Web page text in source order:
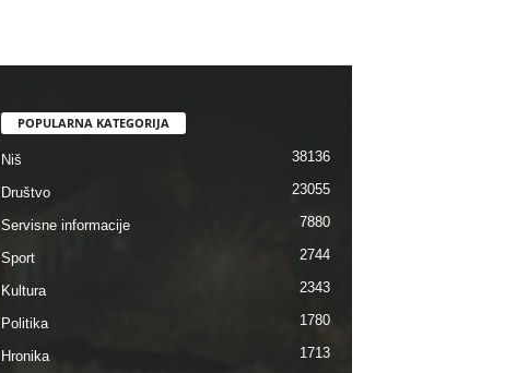
POPULARNA KATEGORIJA
Niš 38136
Društvo 23055
Servisne informacije 7880
Sport 2744
Kultura 2343
Politika 1780
Hronika 1713